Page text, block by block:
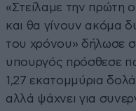
«Στείλαμε την πρώτη
και θα γίνουν ακόμα
του χρόνου» δήλωσε
υπουργός πρόσθεσε
1,27 εκατομμύρια
αλλά ψάχνει για